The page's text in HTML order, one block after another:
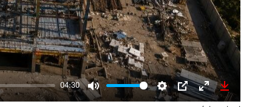
04:30
Mute Settings
PIP EnterDownload